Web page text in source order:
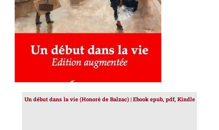
Un début dans la vie (Honoré de Balzac) | Ebook epub, pdf, Kindle